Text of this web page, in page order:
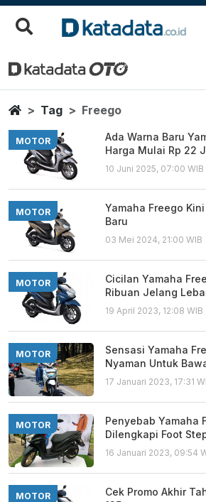
Freego
Berita Terbaru
HomeTag Freego
MOTOR
Ada Warna Baru
Harga Mulai Rp 22
10 Juni 2025, 07:00 WIB
MOTOR
Yamaha Freego
Baru
03 Mei 2024, 21:00 WIB
MOTOR
Cicilan Yamaha
Ribuan Jelang
19 April 2023, 12:08 WIB
MOTOR
Sensasi Yamaha
Nyaman Untuk
17 Januari 2023, 17:31
MOTOR
Penyebab Yamaha
Dilengkapi Foot
16 Januari 2023, 09:54
MOTOR
Cek Promo Akhir